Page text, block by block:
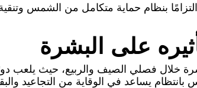
بنظام حماية متكامل من الشمس
على البشرة
خلال فصلي الصيف والربيع، حيث يلعب
يساعد في الوقاية من التجاعيد